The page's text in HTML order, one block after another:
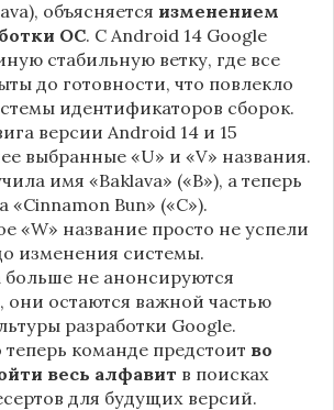
объясняется изменением
ОС. С Android 14 Google
стабильную ветку, где все
до готовности, что повлекло
идентификаторов сборок.
версии Android 14 и 15
выбранные «U» и «V» названия.
имя «Baklava» («B»), а теперь
«Cinnamon Bun» («C»).
«W» название просто не успели
изменения системы.
больше не анонсируются
они остаются важной частью
разработки Google.
команде предстоит во
весь алфавит в поисках
для будущих версий.